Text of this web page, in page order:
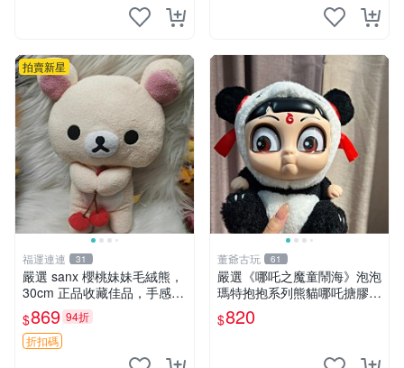
拍賣新星
福運連連 31
嚴選 sanx 櫻桃妹妹毛絨熊，
30cm 正品收藏佳品，手感極
軟，適合贈送與收藏 櫻桃妹
妹、sanx、毛絨熊
$869 94折
折扣碼
董爺古玩 61
嚴選《哪吒之魔童鬧海》泡泡
瑪特抱抱系列熊貓哪吒搪膠臉
毛絨， STATE：如圖顯示 哪
吒 毛絨公仔 泡泡瑪特
$820